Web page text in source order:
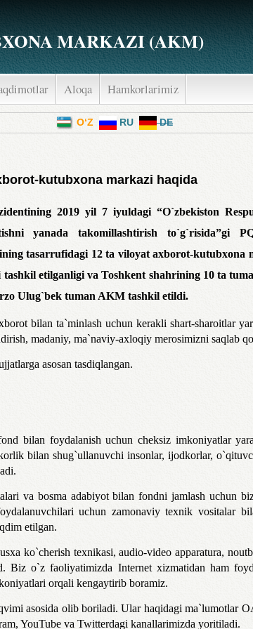
MARKAZI (AKM)
Aloqa Hamkorlarimiz
O‘Z RU DE
kutubxona markazi haqida
2019 yil 7 iyuldagi “O`zbekiston
yanada takomillashtirish to`g`risida”gi
tasarrufidagi 12 ta viloyat axborot-kutubxona
etilganligi va Toshkent shahrining 10 ta
Ulug`bek tuman AKM tashkil etildi.
bilan ta`minlash uchun kerakli shart-sharoitlar
madaniy, ma`naviy-axloqiy merosimizni saqlab
asosan tasdiqlangan.
bilan foydalanish uchun cheksiz imkoniyatlar
bilan shug`ullanuvchi insonlar, ijodkorlar,
va bosma adabiyot bilan fondni jamlash uchun
uchun zamonaviy texnik vositalar
etilgan.
ko`cherish texnikasi, audio-video apparatura,
Biz o`z faoliyatimizda Internet xizmatidan ham
orqali kengaytirib boramiz.
asosida olib boriladi. Ular haqidagi ma`lumotlar
YouTube va Twitterdagi kanallarimizda yoritiladi.